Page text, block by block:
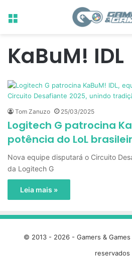
Menu
KaBuM! IDL
Tom Zanuzo 25/03/2025
Logitech G patrocina
potência do LoL
Nova equipe disputará o Circuito
da Logitech G
Leia mais »
© 2013 - 2026 - Gamers & Games
reservados